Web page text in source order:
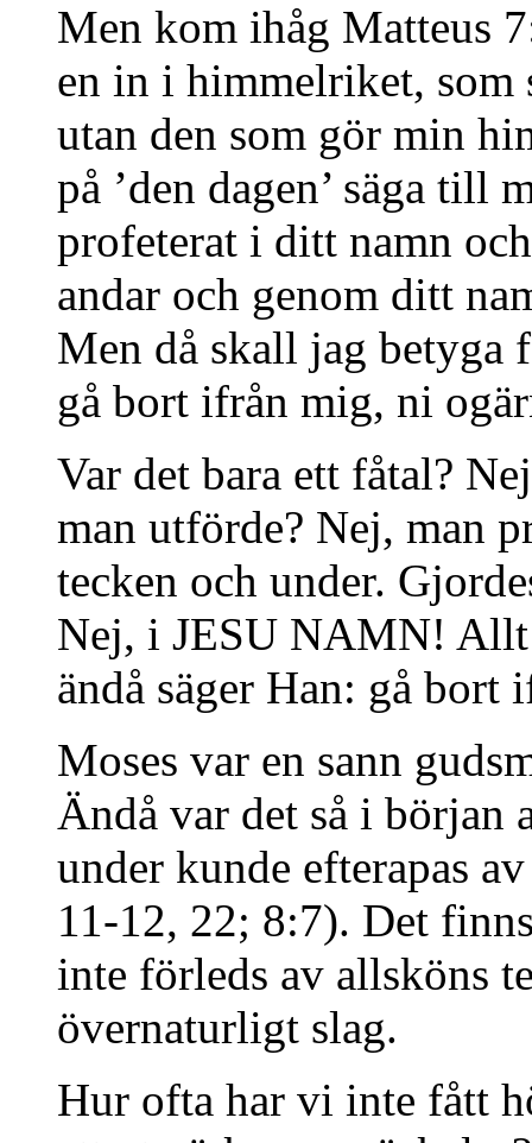
Men kom ihåg Matteus
en in i himmelriket, som
utan den som gör min
på ’den dagen’ säga till
profeterat i ditt namn
andar och genom ditt
Men då skall jag betyga
gå bort ifrån mig, ni
Var det bara ett fåtal?
man utförde? Nej, man
tecken och under.
Nej, i JESU NAMN! Allt
ändå säger Han: gå bort
Moses var en sann
Ändå var det så i början
under kunde efterapas
11-12, 22; 8:7). Det
inte förleds av allsköns
övernaturligt slag.
Hur ofta har vi inte fått